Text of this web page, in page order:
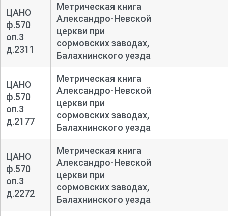
ЦАНО
ф.570
оп.3
д.2311
Метрическая книга
Александро-Невской
церкви при
сормовских заводах,
Балахнинского уезда
ЦАНО
ф.570
оп.3
д.2177
Метрическая книга
Александро-Невской
церкви при
сормовских заводах,
Балахнинского уезда
ЦАНО
ф.570
оп.3
д.2272
Метрическая книга
Александро-Невской
церкви при
сормовских заводах,
Балахнинского уезда